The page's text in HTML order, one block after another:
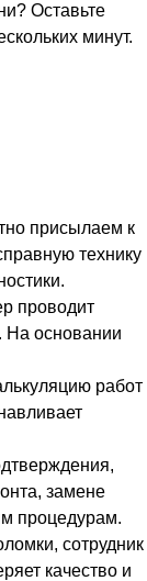
Оставьте
минут.
присылаем к
технику
проводит
На основании
работ
замене
процедурам.
сотрудник
качество и